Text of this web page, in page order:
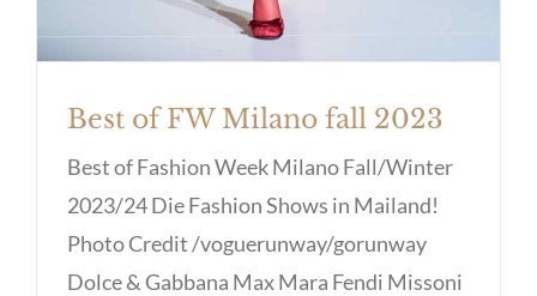
Best of FW Milano fall 2023
Best of Fashion Week Milano Fall/Winter
2023/24 Die Fashion Shows in Mailand!
Photo Credit /voguerunway/gorunway
Dolce & Gabbana Max Mara Fendi Missoni